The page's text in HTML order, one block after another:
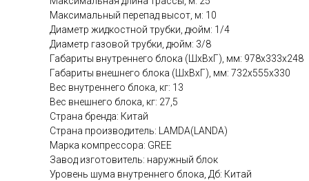
Максимальный перепад высот, м: 10
Диаметр жидкостной трубки, дюйм: 1/4
Диаметр газовой трубки, дюйм: 3/8
Габариты внутреннего блока (ШхВхГ), мм: 978х333х248
Габариты внешнего блока (ШхВхГ), мм: 732х555х330
Вес внутреннего блока, кг: 13
Вес внешнего блока, кг: 27,5
Страна бренда: Китай
Страна производитель: LAMDA(LANDA)
Марка компрессора: GREE
Завод изготовитель: наружный блок
Уровень шума внутреннего блока, Дб: Китай